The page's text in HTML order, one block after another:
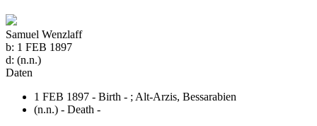
Samuel Wenzlaff
b: 1 FEB 1897
d: (n.n.)
Daten
1 FEB 1897 - Birth - ; Alt-Arzis, Bessarabien
(n.n.) - Death -